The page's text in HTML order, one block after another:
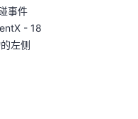
事件
- 18
左侧